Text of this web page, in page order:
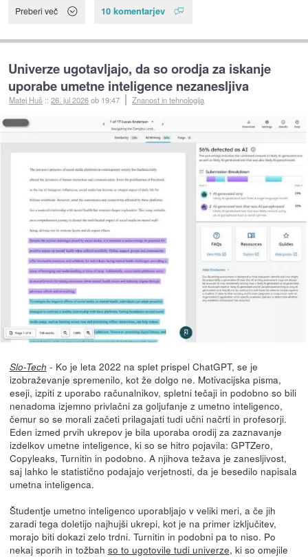
Preberi več 10 komentarjev
Univerze ugotavljajo, da so orodja za iskanje
uporabe umetne inteligence nezanesljiva
Matej Huš ::26. jul 2026ob 19:47 Znanost in tehnologija
Slo-Tech - Ko je leta 2022 na splet prispel ChatGPT, se je
izobraževanje spremenilo, kot že dolgo ne. Motivacijska pisma,
eseji, izpiti z uporabo računalnikov, spletni tečaji in podobno so bili
nenadoma izjemno privlačni za goljufanje z umetno inteligenco,
čemur so se morali začeti prilagajati tudi učni načrti in profesorji.
Eden izmed prvih ukrepov je bila uporaba orodij za zaznavanje
izdelkov umetne inteligence, ki so se hitro pojavila: GPTZero,
Copyleaks, Turnitin in podobno. A njihova težava je zanesljivost,
saj lahko le statistično podajajo verjetnosti, da je besedilo napisala
umetna inteligenca.
Študentje umetno inteligenco uporabljajo v veliki meri, a če jih
zaradi tega doletijo najhujši ukrepi, kot je na primer izključitev,
morajo biti dokazi zelo trdni. Turnitin in podobni pa to niso. Po
nekaj sporih in tožbah so to ugotovile tudi univerze, ki so omejile